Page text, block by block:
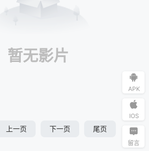
暂无影片
上一页 下一页 尾页
APK
IOS
留言